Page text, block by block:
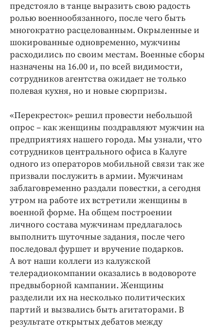
предстояло в танце выразить свою радость
ролью военнообязанного, после чего быть
многократно расцелованным. Окрыленные и
шокированные одновременно, мужчины
расходились по своим местам. Военные сборы
назначены на 16.00 и, по всей видимости,
сотрудников агентства ожидает не только
полевая кухня, но и новые сюрпризы.
«Перекресток» решил провести небольшой
опрос – как женщины поздравляют мужчин на
предприятиях нашего города. Мы узнали, что
сотрудников центрального офиса в Калуге
одного из операторов мобильной связи так же
призвали послужить в армии. Мужчинам
заблаговременно раздали повестки, а сегодня
утром на работе их встретили женщины в
военной форме. На общем построении
личного состава мужчинам предлагалось
выполнить шуточные задания, после чего
последовал фуршет и вручение подарков.
А вот наши коллеги из калужской
телерадиокомпании оказались в водовороте
предвыборной кампании. Женщины
разделили их на несколько политических
партий и вызвались быть агитаторами. В
результате открытых дебатов между